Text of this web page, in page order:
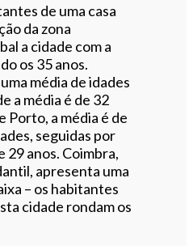
de uma casa
da zona
a cidade com a
os 35 anos.
média de idades
a média é de 32
Porto, a média é de
seguidas por
29 anos. Coimbra,
apresenta uma
– os habitantes
cidade rondam os